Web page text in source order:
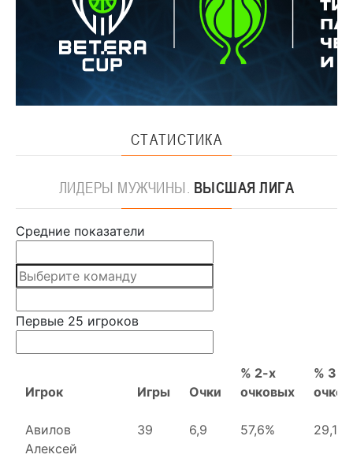
СТАТИСТИКА
ЛИДЕРЫ МУЖЧИНЫ. ВЫСШАЯ ЛИГА